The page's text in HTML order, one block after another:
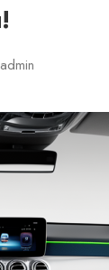
admin